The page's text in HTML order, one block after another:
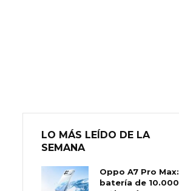
LO MÁS LEÍDO DE LA
SEMANA
Oppo A7 Pro Max:
batería de 10.000